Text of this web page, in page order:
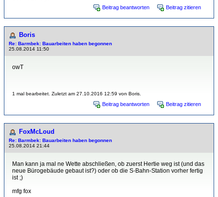
Beitrag beantworten Beitrag zitieren
Boris
Re: Barmbek: Bauarbeiten haben begonnen
25.08.2014 11:50
owT
1 mal bearbeitet. Zuletzt am 27.10.2016 12:59 von Boris.
Beitrag beantworten Beitrag zitieren
FoxMcLoud
Re: Barmbek: Bauarbeiten haben begonnen
25.08.2014 21:44
Man kann ja mal ne Wette abschließen, ob zuerst Hertie weg ist (und das
neue Bürogebäude gebaut ist?) oder ob die S-Bahn-Station vorher fertig
ist ;)
mfg fox